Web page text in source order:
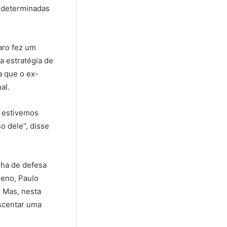
fez um
estratégia de
que o ex-
dele”, disse
de defesa
Paulo
nesta
uma